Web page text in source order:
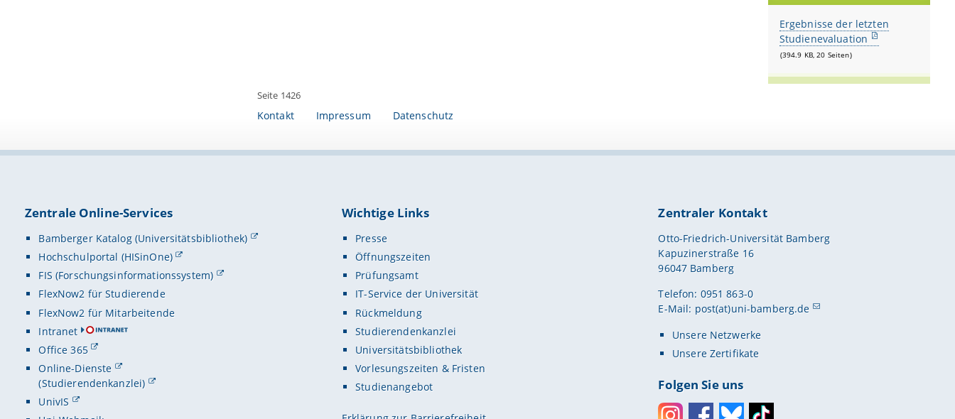
Ergebnisse der letzten
Studienevaluation
(394.9 KB, 20 Seiten)
Seite 1426
Kontakt Impressum Datenschutz
Zentrale Online-Services
Bamberger Katalog (Universitätsbibliothek)
Hochschulportal (HISinOne)
FIS (Forschungsinformationssystem)
FlexNow2 für Studierende
FlexNow2 für Mitarbeitende
Intranet
Office 365
Online-Dienste
(Studierendenkanzlei)
UnivIS
Wichtige Links
Presse
Öffnungszeiten
Prüfungsamt
IT-Service der Universität
Rückmeldung
Studierendenkanzlei
Universitätsbibliothek
Vorlesungszeiten & Fristen
Studienangebot
Zentraler Kontakt
Otto-Friedrich-Universität Bamberg
Kapuzinerstraße 16
96047 Bamberg
Telefon: 0951 863-0
E-Mail: post(at)uni-bamberg.de
Unsere Netzwerke
Unsere Zertifikate
Folgen Sie uns